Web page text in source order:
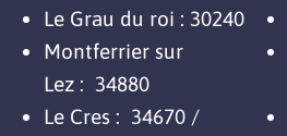
Le Grau du roi : 30240
Montferrier sur
Lez : 34880
Le Cres : 34670 /